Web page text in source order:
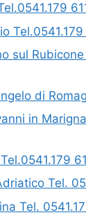
Tel.0541.179
sul
di
in
Tel.
Tel.